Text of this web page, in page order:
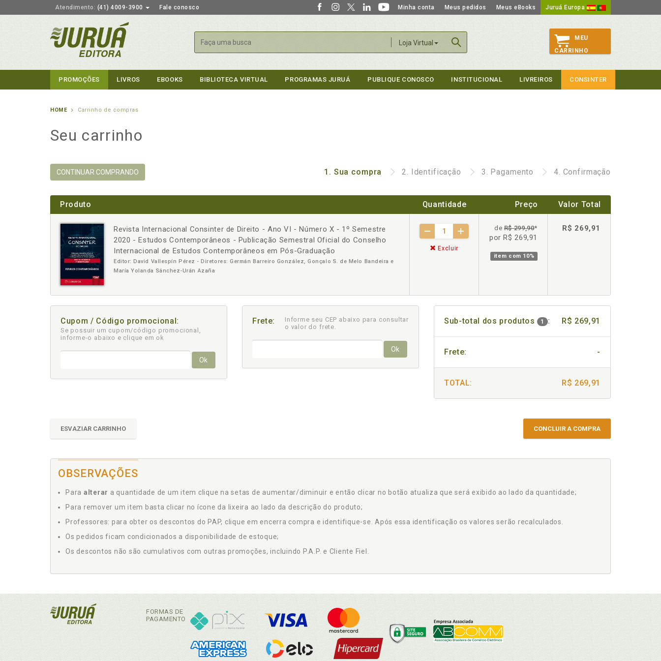
Atendimento: (41) 4009-3900 Fale conosco Minha conta Meus pedidos Meus eBooks Juruá Europa
Loja Virtual
Buscar
MEU
CARRINHO
PROMOÇÕES LIVROS EBOOKS BIBLIOTECA VIRTUAL PROGRAMAS JURUÁ PUBLIQUE CONOSCO INSTITUCIONAL LIVREIROS CONSINTER
HOME Carrinho de compras
Seu carrinho
CONTINUAR COMPRANDO 1. Sua compra 2. Identificação 3. Pagamento 4. Confirmação
Produto Quantidade Preço Valor Total
Revista Internacional Consinter de Direito - Ano VI - Número X - 1º Semestre
2020 - Estudos Contemporâneos - Publicação Semestral Oficial do Conselho
Internacional de Estudos Contemporâneos em Pós-Graduação
Editor: David Vallespín Pérez - Diretores: Germán Barreiro González, Gonçalo S. de Melo Bandeira e
María Yolanda Sánchez-Urán Azaña
- +
Excluir
deR$ 299,90*
por R$ 269,91
item com 10%
R$ 269,91
Cupom / Código promocional:
Se possuir um cupom/código promocional,
informe-o abaixo e clique em ok
Ok
Frete:
Informe seu CEP abaixo para consultar
o valor do frete.
Ok
Sub-total dos produtos 1 : R$ 269,91
Frete: -
TOTAL: R$ 269,91
ESVAZIAR CARRINHO CONCLUIR A COMPRA
OBSERVAÇÕES
Para alterar a quantidade de um item clique na setas de aumentar/diminuir e então clicar no botão atualiza que será exibido ao lado da quantidade;
Para remover um item basta clicar no ícone da lixeira ao lado da descrição do produto;
Professores: para obter os descontos do PAP, clique em encerra compra e identifique-se. Após essa identificação os valores serão recalculados.
Os pedidos ficam condicionados a disponibilidade de estoque;
Os descontos não são cumulativos com outras promoções, incluindo P.A.P. e Cliente Fiel.
FORMAS DE
PAGAMENTO